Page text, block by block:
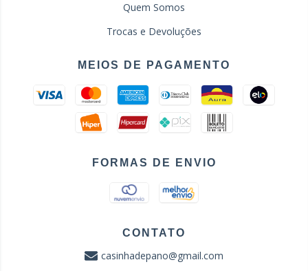
Quem Somos
Trocas e Devoluções
MEIOS DE PAGAMENTO
FORMAS DE ENVIO
CONTATO
casinhadepano@gmail.com